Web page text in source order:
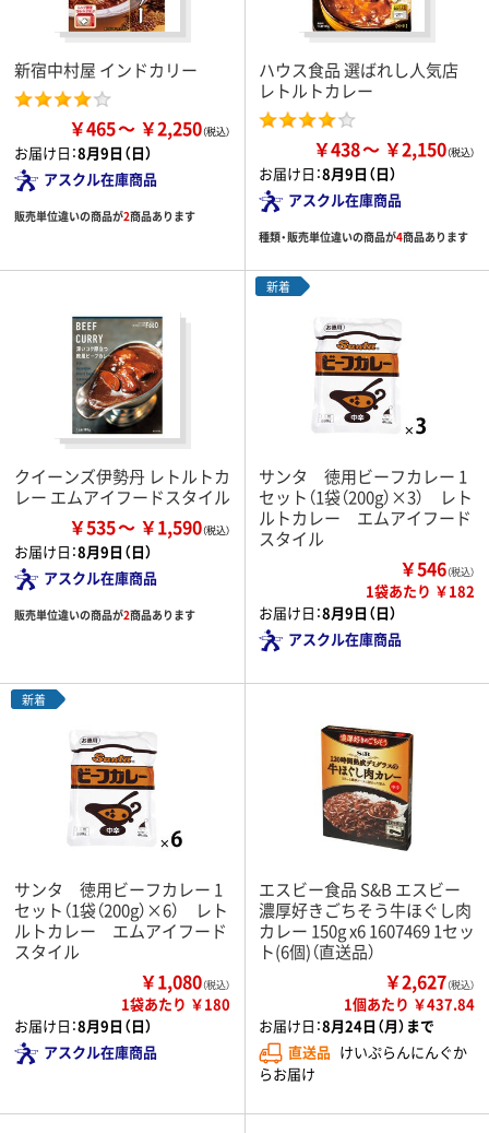
新宿中村屋 インドカリー
￥465 ￥2,250
お届け日：8月9日（日）
アスクル在庫商品
販売単位違いの商品が2商品あります
ハウス食品 選ばれし人気店
レトルトカレー
￥438 ￥2,150
お届け日：8月9日（日）
アスクル在庫商品
種類・販売単位違いの商品が4商品あります
クイーンズ伊勢丹 レトルトカ
レー エムアイフードスタイル
￥535 ￥1,590
お届け日：8月9日（日）
アスクル在庫商品
販売単位違いの商品が2商品あります
新着
サンタ 徳用ビーフカレー 1
セット（1袋（200g）×3） レト
ルトカレー エムアイフード
スタイル
￥546（税込）
1袋あたり ￥182
お届け日：8月9日（日）
アスクル在庫商品
新着
サンタ 徳用ビーフカレー 1
セット（1袋（200g）×6） レト
ルトカレー エムアイフード
スタイル
￥1,080（税込）
1袋あたり ￥180
お届け日：8月9日（日）
アスクル在庫商品
エスビー食品 S&B エスビー
濃厚好きごちそう牛ほぐし肉
カレー 150g x6 1607469 1セッ
ト(6個)（直送品）
￥2,627（税込）
1個あたり ￥437.84
お届け日：8月24日（月）まで
直送品 けいぷらんにんぐか
らお届け